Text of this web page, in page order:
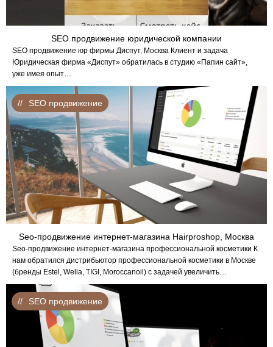
SEO продвижение юридической компании
SEO продвижение юр фирмы Диспут, Москва Клиент и задача
Юридическая фирма «Диспут» обратилась в студию «Папин сайт»,
уже имея опыт…
Seo-продвижение интернет-магазина Hairproshop, Москва
Seo-продвижение интернет-магазина профессиональной косметики К
нам обратился дистрибьютор профессиональной косметики в Москве
(бренды Estel, Wella, TIGI, Moroccanoil) с задачей увеличить…
SEO продвижение
SEO продвижение